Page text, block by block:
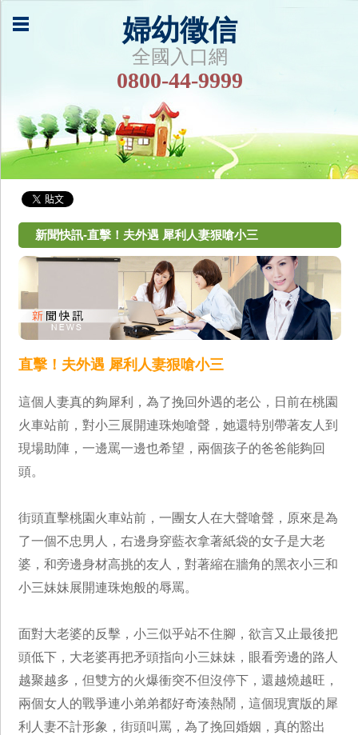
婦幼徵信
全國入口網
0800-44-9999
新聞快訊-直擊！夫外遇 犀利人妻狠嗆小三
直擊！夫外遇 犀利人妻狠嗆小三
這個人妻真的夠犀利，為了挽回外遇的老公，日前在桃園
火車站前，對小三展開連珠炮嗆聲，她還特別帶著友人到
現場助陣，一邊罵一邊也希望，兩個孩子的爸爸能夠回
頭。
街頭直擊桃園火車站前，一團女人在大聲嗆聲，原來是為
了一個不忠男人，右邊身穿藍衣拿著紙袋的女子是大老
婆，和旁邊身材高挑的友人，對著縮在牆角的黑衣小三和
小三妹妹展開連珠炮般的辱罵。
面對大老婆的反擊，小三似乎站不住腳，欲言又止最後把
頭低下，大老婆再把矛頭指向小三妹妹，眼看旁邊的路人
越聚越多，但雙方的火爆衝突不但沒停下，還越燒越旺，
兩個女人的戰爭連小弟弟都好奇湊熱鬧，這個現實版的犀
利人妻不計形象，街頭叫罵，為了挽回婚姻，真的豁出